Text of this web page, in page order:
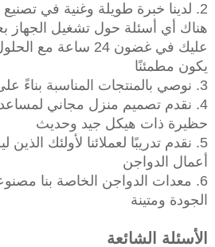
2. لدينا خبرة طويلة وغنية في
هناك أي أسئلة حول تشغيل الجهاز
عليك في غضون 24
يكون مطمئنًا
3. نوصي بالمنتجات المناسبة بناءً على موارد العميل المتاحة
4. نقدم تصميم منزل مجاني
حظيرة ذات هيكل جيد وحديث
5. نقدم تدريبًا لعملائنا لأولئك
أعمال الدواجن
6. معدات الدواجن الخاصة بنا
الجودة ومتينة
الأسئلة الشائعة